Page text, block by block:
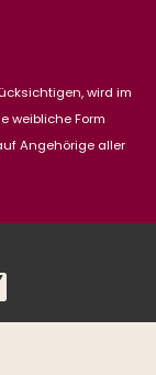
wird im
weibliche Form
Angehörige aller